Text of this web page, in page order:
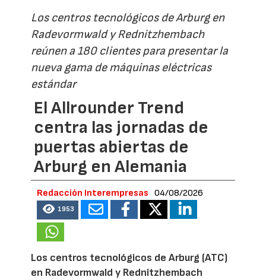
Los centros tecnológicos de Arburg en
Radevormwald y Rednitzhembach
reúnen a 180 clientes para presentar la
nueva gama de máquinas eléctricas
estándar
El Allrounder Trend
centra las jornadas de
puertas abiertas de
Arburg en Alemania
Redacción Interempresas 04/08/2026
1953
Los centros tecnológicos de Arburg (ATC)
en Radevormwald y Rednitzhembach